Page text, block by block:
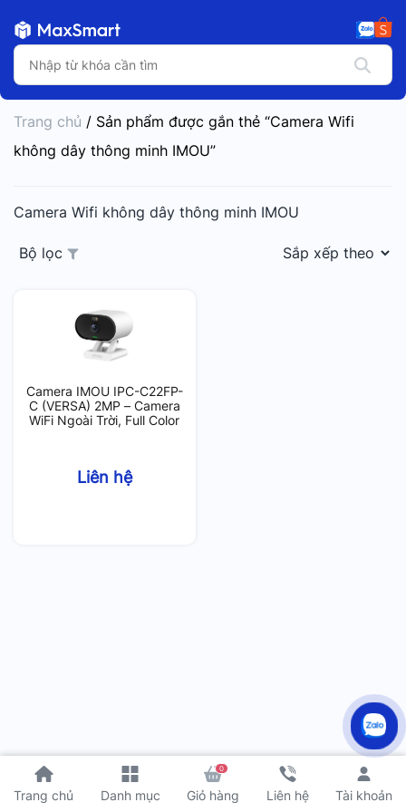
Trang chủ Danh mục
0
Giỏ hàng Liên hệ Tài khoản
Trang chủ / Sản phẩm được gắn thẻ “Camera Wifi
không dây thông minh IMOU”
Camera Wifi không dây thông minh IMOU
Bộ lọc
Camera IMOU IPC-C22FP-
C (VERSA) 2MP – Camera
WiFi Ngoài Trời, Full Color
Liên hệ